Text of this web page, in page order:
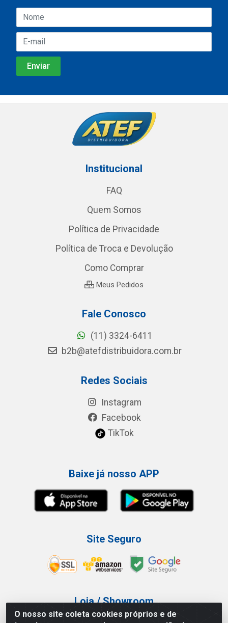
O nosso site coleta cookies próprios e de
Institucional
FAQ
Quem Somos
Política de Privacidade
Política de Troca e Devolução
Como Comprar
Meus Pedidos
Fale Conosco
(11) 3324-6411
b2b@atefdistribuidora.com.br
Redes Sociais
Instagram
Facebook
TikTok
Baixe já nosso APP
Site Seguro
Loja / Showroom
Tel.: (11) 3227-0546